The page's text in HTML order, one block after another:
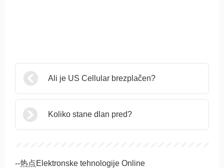
Ali je US Cellular brezplačen?
Koliko stane dlan pred?
--热点Elektronske tehnologije Online